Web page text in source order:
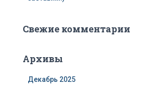
Свежие комментарии
Архивы
Декабрь 2025